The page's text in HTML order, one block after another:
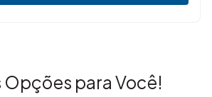
para Você!